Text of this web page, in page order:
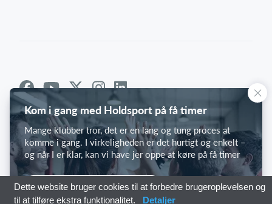
Kom i gang med Holdsport på få timer
Mange klubber tror, det er en lang og tung proces at
komme i gang. I virkeligheden er det hurtigt og enkelt –
og når I er klar, kan vi have jer oppe at køre på få timer
Kom i gang med Holdsport
Dette website bruger cookies til at forbedre brugeroplevelsen og
til at tilføre ekstra funktionalitet.
Detaljer